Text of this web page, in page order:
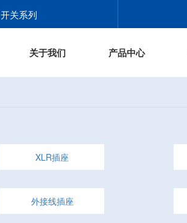
开关系列
关于我们 产品中心
XLR插座
外接线插座